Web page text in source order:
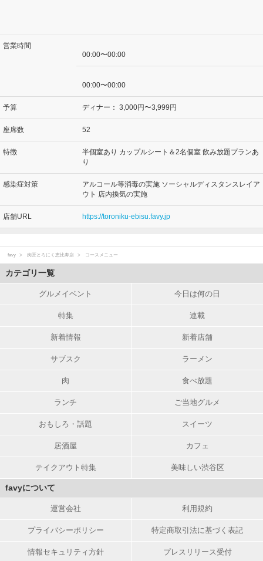
営業時間
00:00〜00:00
00:00〜00:00
予算 ディナー： 3,000円〜3,999円
座席数 52
特徴
半個室あり カップルシート＆2名個室 飲み放題プランあ
り
感染症対策
アルコール等消毒の実施 ソーシャルディスタンスレイア
ウト 店内換気の実施
店舗URL https://toroniku-ebisu.favy.jp
favy 肉匠とろにく恵比寿店 コースメニュー
カテゴリ一覧
グルメイベント 今日は何の日
特集 連載
新着情報 新着店舗
サブスク ラーメン
肉 食べ放題
ランチ ご当地グルメ
おもしろ・話題 スイーツ
居酒屋 カフェ
テイクアウト特集 美味しい渋谷区
favyについて
運営会社 利用規約
プライバシーポリシー 特定商取引法に基づく表記
情報セキュリティ方針 プレスリリース受付